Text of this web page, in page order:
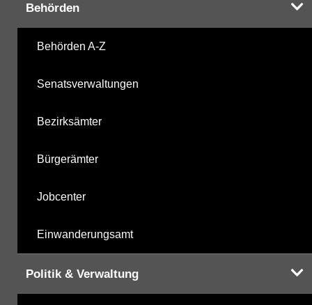
Behörden
Behörden A-Z
Senatsverwaltungen
Bezirksämter
Bürgerämter
Jobcenter
Einwanderungsamt
Politik & Verwaltung